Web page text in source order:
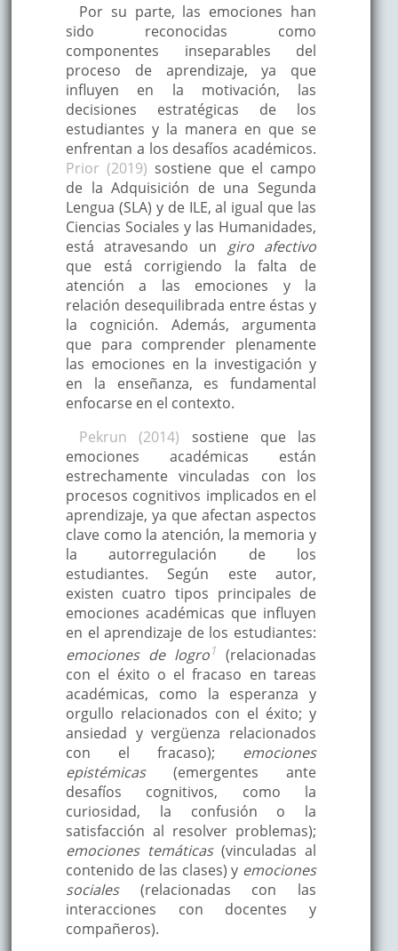
Por su parte, las emociones han
sido reconocidas como
componentes inseparables del
proceso de aprendizaje, ya que
influyen en la motivación, las
decisiones estratégicas de los
estudiantes y la manera en que se
enfrentan a los desafíos académicos.
Prior (2019) sostiene que el campo
de la Adquisición de una Segunda
Lengua (SLA) y de ILE, al igual que las
Ciencias Sociales y las Humanidades,
está atravesando un giro afectivo
que está corrigiendo la falta de
atención a las emociones y la
relación desequilibrada entre éstas y
la cognición. Además, argumenta
que para comprender plenamente
las emociones en la investigación y
en la enseñanza, es fundamental
enfocarse en el contexto.
Pekrun (2014) sostiene que las
emociones académicas están
estrechamente vinculadas con los
procesos cognitivos implicados en el
aprendizaje, ya que afectan aspectos
clave como la atención, la memoria y
la autorregulación de los
estudiantes. Según este autor,
existen cuatro tipos principales de
emociones académicas que influyen
en el aprendizaje de los estudiantes:
emociones de logro1
(relacionadas
con el éxito o el fracaso en tareas
académicas, como la esperanza y
orgullo relacionados con el éxito; y
ansiedad y vergüenza relacionados
con el fracaso); emociones
epistémicas(emergentes ante
desafíos cognitivos, como la
curiosidad, la confusión o la
satisfacción al resolver problemas);
emociones temáticas(vinculadas al
contenido de las clases) y emociones
sociales(relacionadas con las
interacciones con docentes y
compañeros).